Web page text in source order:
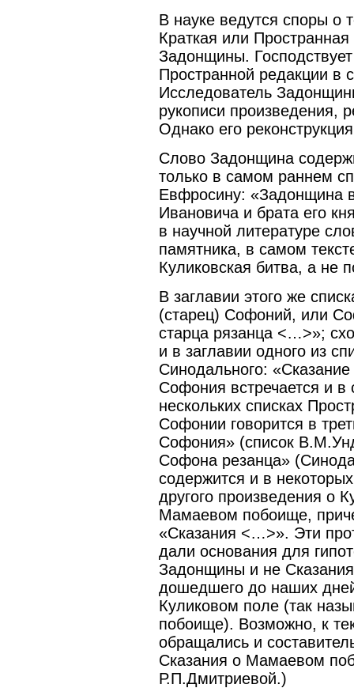
В науке ведутся споры о
Краткая или
Задонщины.
Пространной редакции в
Исследователь
рукописи произведения,
Однако его
Слово Задонщина
только в самом раннем
Евфросину: «Задонщина
Ивановича и брата его
в научной литературе
памятника, в самом
Куликовская битва, а не
В заглавии этого же
(старец) Софоний, или
старца рязанца <…>»;
и в заглавии одного из
Синодального:
Софония встречается и
нескольких списках
Софонии говорится в
Софония» (список
Софона резанца»
содержится и в
другого произведения о
Мамаевом побоище,
«Сказания <…>». Эти
дали основания для
Задонщины и не
дошедшего до наших
Куликовом поле (так
побоище). Возможно, к
обращались и
Сказания о Мамаевом
Р.П.Дмитриевой.)